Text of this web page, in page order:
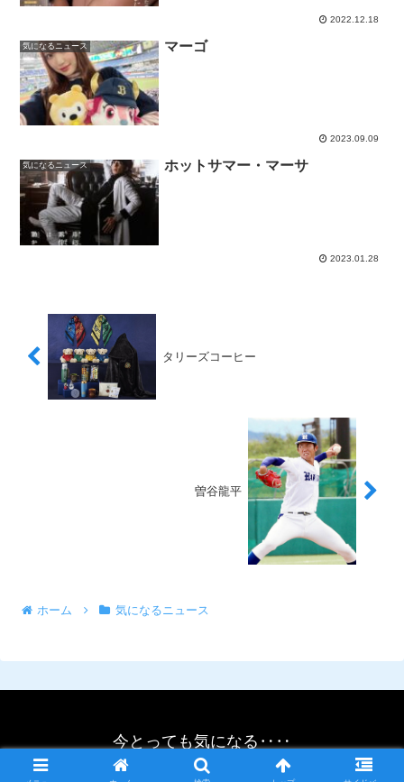
2022.12.18
気になるニュース マーゴ
2023.09.09
気になるニュース ホットサマー・マーサ
2023.01.28
タリーズコーヒー
曽谷龍平
ホーム 気になるニュース
今とっても気になる‥‥
© 2021 今とっても気になる‥‥.